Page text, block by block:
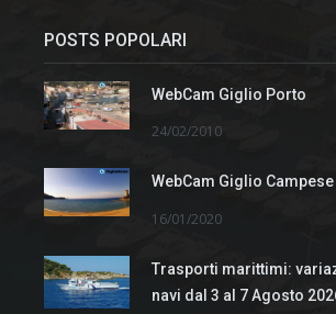
POSTS POPOLARI
WebCam Giglio Porto
24/02/2010
WebCam Giglio
16/01/2020
Trasporti marittimi:
navi dal 3 al 7 Agosto